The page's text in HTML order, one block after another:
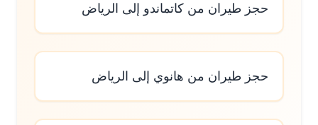
حجز طيران من كاتماندو إلى الرياض
حجز طيران من هانوي إلى الرياض